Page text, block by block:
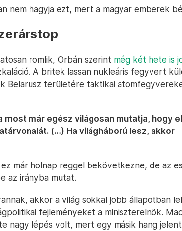
nem hagyja ezt, mert a magyar emberek
romlik, Orbán szerint még két hete is
A britek lassan nukleáris fegyvert
Belarusz területére taktikai
most már egész világosan mutatja, hogy
(…) Ha világháború lesz, akkor
már holnap reggel bekövetkezne, de az
az irányba mutat.
akkor a világ sokkal jobb állapotban
fejleményeket a miniszterelnök.
nagy lépés volt, mert egy másik hang